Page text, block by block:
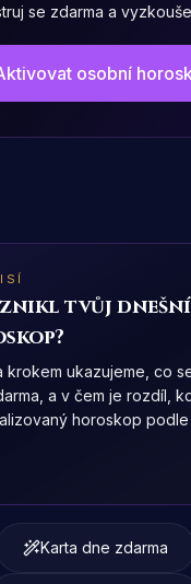
se zdarma a
osobní
tvůj dnešní
krokem ukazujeme, co
a v čem je rozdíl,
horoskop podle
Karta dne zdarma